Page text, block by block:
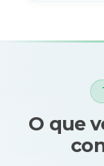
O que